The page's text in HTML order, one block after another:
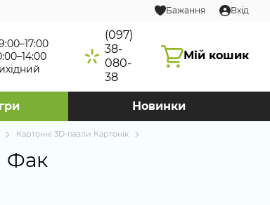
Бажання Вхід
(097)
38-
080-
38
Мій кошик
Новинки
Картонні 3D-пазли Картонік
Фак